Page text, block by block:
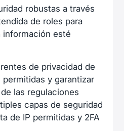
robustas a través
de roles para
información esté
de privacidad de
y garantizar
las regulaciones
capas de seguridad
de IP permitidas y 2FA